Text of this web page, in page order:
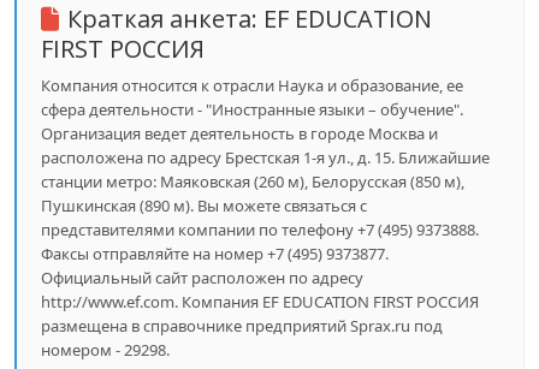
Краткая анкета: EF EDUCATION
FIRST РОССИЯ
Компания относится к отрасли Наука и образование, ее
сфера деятельности - "Иностранные языки – обучение".
Организация ведет деятельность в городе Москва и
расположена по адресу Брестская 1-я ул., д. 15. Ближайшие
станции метро: Маяковская (260 м), Белорусская (850 м),
Пушкинская (890 м). Вы можете связаться с
представителями компании по телефону +7 (495) 9373888.
Факсы отправляйте на номер +7 (495) 9373877.
Официальный сайт расположен по адресу
http://www.ef.com. Компания EF EDUCATION FIRST РОССИЯ
размещена в справочнике предприятий Sprax.ru под
номером - 29298.